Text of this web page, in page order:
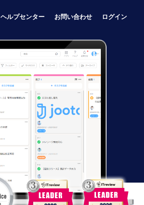
ヘルプセンター お問い合わせ ログイン